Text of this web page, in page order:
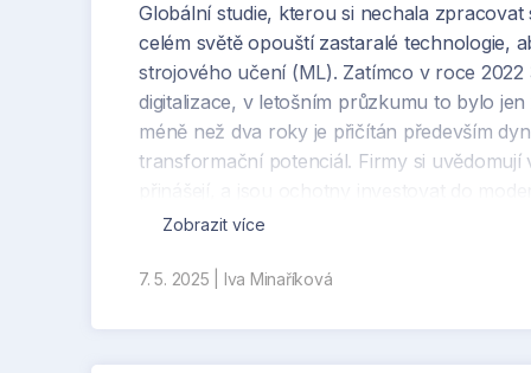
Globální studie, kterou si nechala
celém světě opouští zastaralé technologie,
strojového učení (ML). Zatímco v roce
digitalizace, v letošním průzkumu to bylo
méně než dva roky je přičítán především
transformační potenciál. Firmy si
nezbytnou infrastrukturu a výpočetní
investují do rozšiřování kapacit (38,6 %),
aktiv (32,8 %). Aby uspokojila rostoucí
Zobrazit více
7. 5. 2025 Iva Minaříková